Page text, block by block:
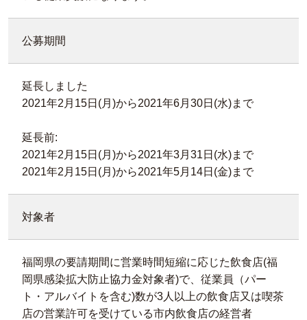
公募期間
延長しました
2021年2月15日(月)から2021年6月30日(水)まで
延長前:
2021年2月15日(月)から2021年3月31日(水)まで
2021年2月15日(月)から2021年5月14日(金)まで
対象者
福岡県の要請期間に営業時間短縮に応じた飲食店(福
岡県感染拡大防止協力金対象者)で、従業員（パー
ト・アルバイトを含む)数が3人以上の飲食店又は喫茶
店の営業許可を受けている市内飲食店の経営者